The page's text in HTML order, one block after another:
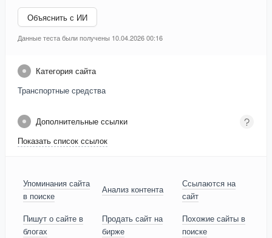
Объяснить с ИИ
Данные теста были получены 10.04.2026 00:16
Категория сайта
Транспортные средства
Дополнительные ссылки
Показать список ссылок
Упоминания сайта
в поиске
Анализ контента
Ссылаются на
сайт
Пишут о сайте в
блогах
Продать сайт на
бирже
Похожие сайты в
поиске